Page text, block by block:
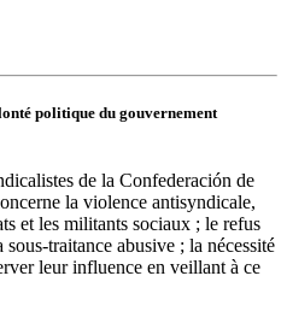
politique du gouvernement
de la Confederación de
la violence antisyndicale,
et les militants sociaux ; le refus
traitance abusive ; la nécessité
leur influence en veillant à ce